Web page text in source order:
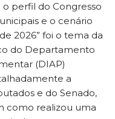
perfil do Congresso
e o cenário
2026” foi o tema da
do Departamento
(DIAP)
a
e do Senado,
como realizou uma